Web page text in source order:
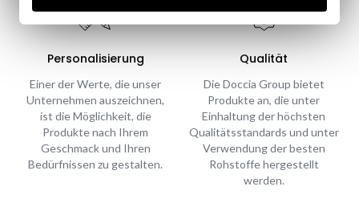
Personalisierung
Einer der Werte, die unser
Unternehmen auszeichnen,
ist die Möglichkeit, die
Produkte nach Ihrem
Geschmack und Ihren
Bedürfnissen zu gestalten.
Qualität
Die Doccia Group bietet
Produkte an, die unter
Einhaltung der höchsten
Qualitätsstandards und unter
Verwendung der besten
Rohstoffe hergestellt
werden.